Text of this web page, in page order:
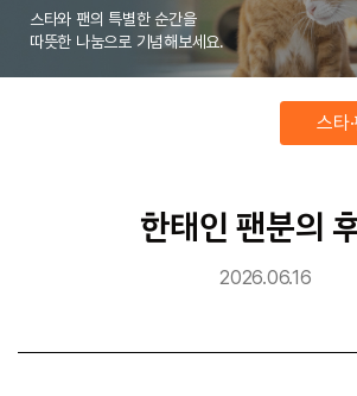
스타와 팬의 특별한 순간을
따뜻한 나눔으로 기념해보세요.
스타
한태인 팬분의
2026.06.16